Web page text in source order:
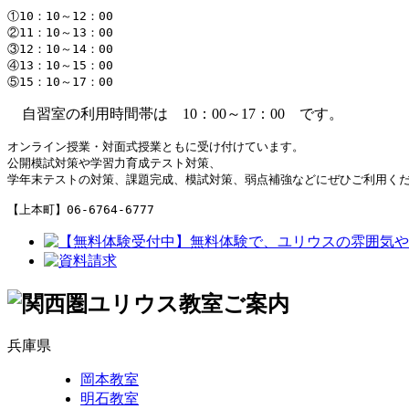
①10：10～12：00
②11：10～13：00
③12：10～14：00
④13：10～15：00
⑤15：10～17：00
自習室の利用時間帯は 10：00～17：00 です。
オンライン授業・対面式授業ともに受け付けています。
公開模試対策や学習力育成テスト対策、
学年末テストの対策、課題完成、模試対策、弱点補強などにぜひご利用く
【上本町】06-6764-6777
兵庫県
岡本教室
明石教室